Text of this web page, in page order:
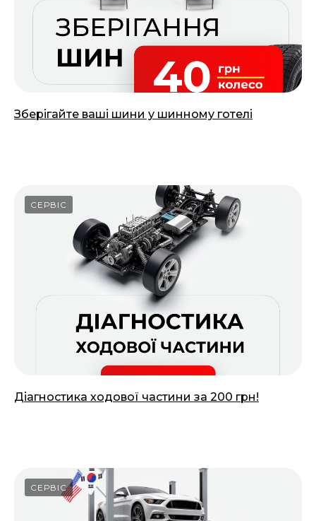
Зберігайте ваші шини у шинному готелі
СЕРВІС
Діагностика ходової частини за 200 грн!
СЕРВІС